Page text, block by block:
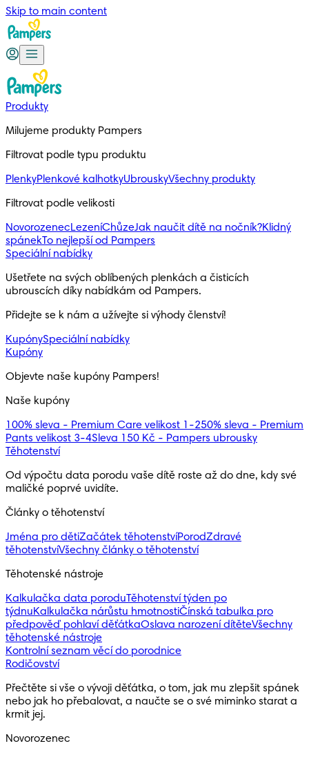
Skip to main content
Produkty
Milujeme produkty Pampers
Filtrovat podle typu produktu
PlenkyPlenkové kalhotkyUbrouskyVšechny produkty
Filtrovat podle velikosti
NovorozenecLezeníChůzeJak naučit dítě na nočník?Klidný
spánekTo nejlepší od Pampers
Speciální nabídky
Ušetřete na svých oblíbených plenkách a čisticích
ubrouscích díky nabídkám od Pampers.
Přidejte se k nám a užívejte si výhody členství!
KupónySpeciální nabídky
Kupóny
Objevte naše kupóny Pampers!
Naše kupóny
100% sleva - Premium Care velikost 1-250% sleva - Premium
Pants velikost 3-4Sleva 150 Kč - Pampers ubrousky
Těhotenství
Od výpočtu data porodu vaše dítě roste až do dne, kdy své
maličké poprvé uvidíte.
Články o těhotenství
Jména pro dětiZačátek těhotenstvíPorodZdravé
těhotenstvíVšechny články o těhotenství
Těhotenské nástroje
Kalkulačka data poroduTěhotenství týden po
týdnuKalkulačka nárůstu hmotnostiČínská tabulka pro
předpověď pohlaví děťátkaOslava narození dítěteVšechny
těhotenské nástroje
Kontrolní seznam věcí do porodnice
Rodičovství
Přečtěte si vše o vývoji děťátka, o tom, jak mu zlepšit spánek
nebo jak ho přebalovat, a naučte se o své miminko starat a
krmit jej.
Novorozenec